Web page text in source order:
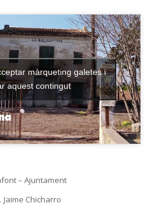
màrqueting galetes i
aquest contingut
– Ajuntament
Jaime Chicharro